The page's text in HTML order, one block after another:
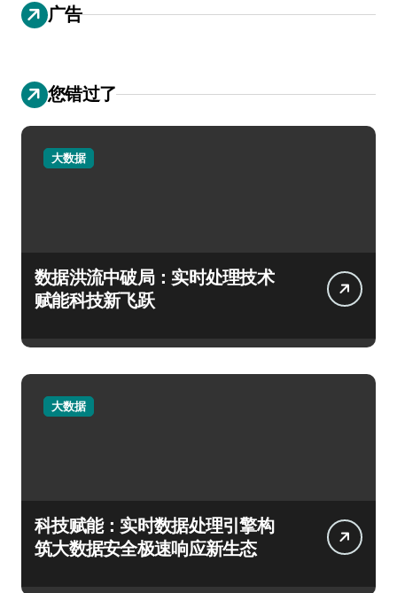
广告
您错过了
大数据
数据洪流中破局：实时处理技术
赋能科技新飞跃
大数据
科技赋能：实时数据处理引擎构
筑大数据安全极速响应新生态